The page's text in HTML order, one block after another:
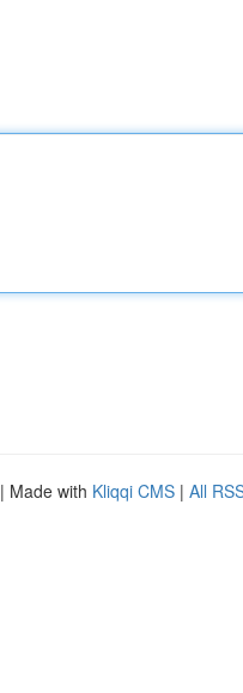
| Made with Kliqqi CMS | All